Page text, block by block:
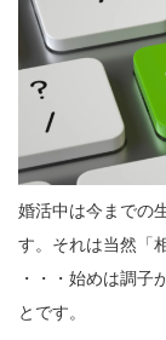
婚活中は今までの
す。それは当然「
・・・始めは調子
とです。